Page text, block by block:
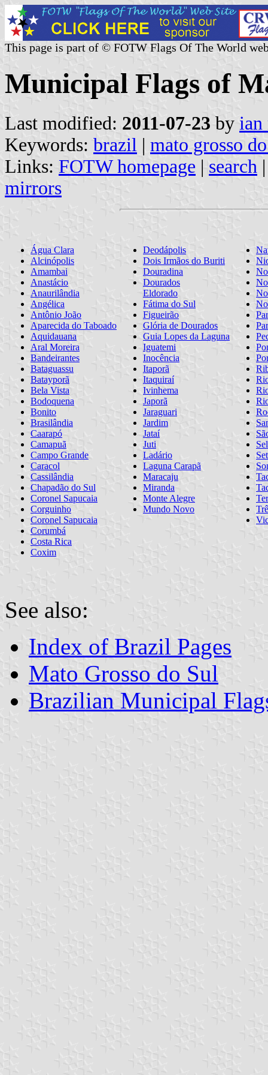
This page is part of © FOTW Flags Of The World
Municipal Flags of
Last modified: 2011-07-23 by ian
Keywords: brazil | mato grosso
Links: FOTW homepage | search
mirrors
Água Clara
Alcinópolis
Amambai
Anastácio
Anaurilândia
Angélica
Antônio João
Aparecida do Taboado
Aquidauana
Aral Moreira
Bandeirantes
Bataguassu
Batayporã
Bela Vista
Bodoquena
Bonito
Brasilândia
Caarapó
Camapuã
Campo Grande
Caracol
Cassilândia
Chapadão do Sul
Coronel Sapucaia
Corguinho
Coronel Sapucaia
Corumbá
Costa Rica
Coxim
Deodápolis
Dois Irmãos do Buriti
Douradina
Dourados
Eldorado
Fátima do Sul
Figueirão
Glória de Dourados
Guia Lopes da Laguna
Iguatemi
Inocência
Itaporã
Itaquiraí
Ivinhema
Japorã
Jaraguari
Jardim
Jataí
Juti
Ladário
Laguna Carapã
Maracaju
Miranda
Monte Alegre
Mundo Novo
See also:
Index of Brazil Pages
Mato Grosso do Sul
Brazilian Municipal